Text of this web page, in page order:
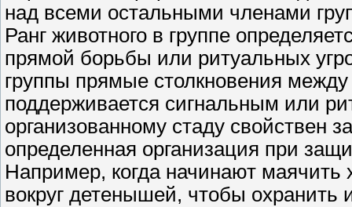
над всеми остальными членами
Ранг животного в группе
прямой борьбы или ритуальных
группы прямые столкновения
поддерживается сигнальным или
организованному стаду свойствен
определенная организация при
Например, когда начинают маячить
вокруг детенышей, чтобы